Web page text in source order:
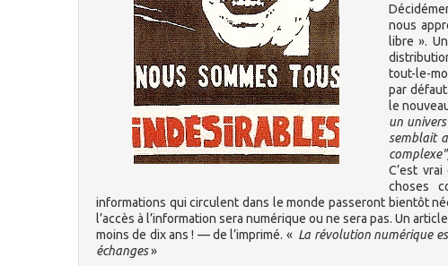
nous
libre ».
tout-le-
par
le
un
semblait
C’est
choses
informations qui circulent dans le monde passeront bientôt
l’accès à l’information sera numérique ou ne sera pas. Un
moins de dix ans ! — de l’imprimé. « La révolution numérique
échanges»